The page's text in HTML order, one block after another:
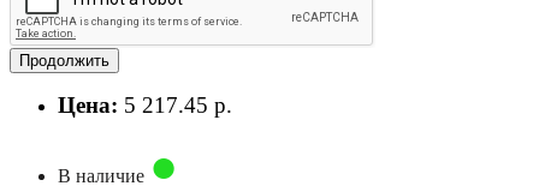
Продолжить
Цена: 5 217.45 р.
В наличие